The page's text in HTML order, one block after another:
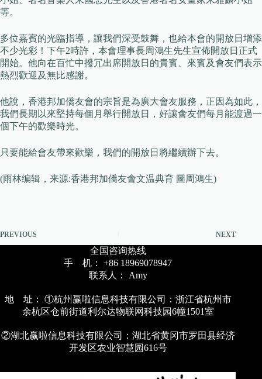
等。
多位嘉賓的光臨指導，讓我們深受鼓舞，也給本會的開放日增添
不少光彩！下午2時許，本會理事長周鴻生先生宣佈開放日正式
開始。他向在百忙中撥冗出席開放日的貴賓、來賓及會友們表示
熱烈歡迎及無比感謝。
他說，香港邦加僑友會的宗旨是為廣大會友服務，正因為如此，
我們長期以來堅持每個月舉行開放日，好讓會友們每月能渡過一
個下午的歡樂時光。
只要能給會友帶來歡樂，我們的開放日將繼續辦下去。
(雨林编辑，来源:香港邦加僑友會文温典育 圖周鴻生)
PREVIOUS NEXT
全国咨询热线
手 机： +86 18969078947
联系人： Amy
地 址： ①杭州赢啦信息科技有限公司：浙江省杭州市
余杭区仓前街道利尔达物联网科技园6幢1501室
②湖北赢啦信息科技有限公司：湖北省黄冈市罗田县经济
开发区农业智慧园616号